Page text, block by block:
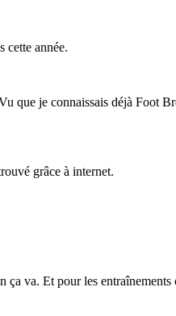
cette année.
que je connaissais déjà Foot
grâce à internet.
va. Et pour les entraînements